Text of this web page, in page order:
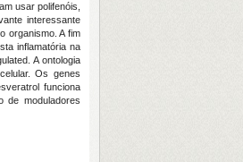
usar polifenóis,
interessante
organismo. A fim
inflamatória na
A ontologia
Os genes
funciona
de moduladores